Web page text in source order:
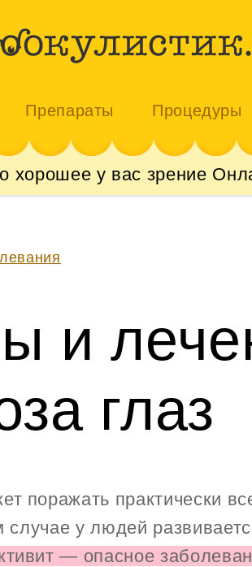
Препараты Процедуры
хорошее у вас зрение
и
глаз
поражать практически
случае у людей
— опасное